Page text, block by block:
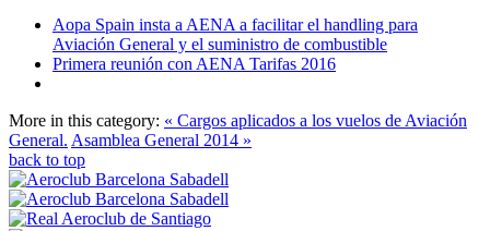
Aopa Spain insta a AENA a facilitar el handling para
Aviación General y el suministro de combustible
Primera reunión con AENA Tarifas 2016
More in this category: « Cargos aplicados a los vuelos de Aviación
General. Asamblea General 2014 »
back to top